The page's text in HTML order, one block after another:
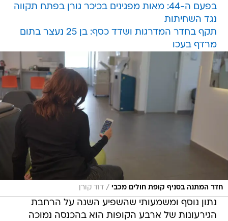
בפעם ה-44: מאות מפגינים בכיכר גורן בפתח תקווה
נגד השחיתות
תקף בחדר המדרגות ושדד כסף: בן 25 נעצר בתום
מרדף בעכו
חדר המתנה בסניף קופת חולים מכבי / דוד קורן
נתון נוסף ומשמעותי שהשפיע השנה על הרחבת
הגירעונות של ארבע הקופות הוא בהכנסה נמוכה